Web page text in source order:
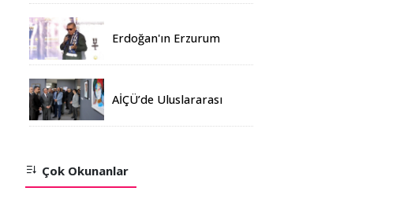
Erdoğan'ın Erzurum
rekoru kırıldı
AİÇÜ’de Uluslararası
Açıldı
Çok Okunanlar